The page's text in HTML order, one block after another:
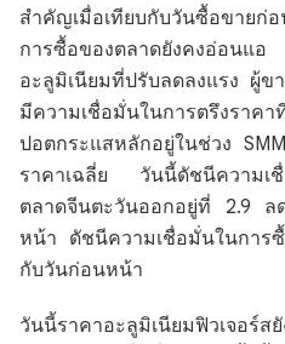
สำคัญเมื่อเทียบกับวันซื้อขาย
การซื้อของตลาดยังคงอ่อนแ
อะลูมิเนียมที่ปรับลดลงแรง ผู้ข
มีความเชื่อมั่นในการตรึงราค
ปอตกระแสหลักอยู่ในช่วง
ราคาเฉลี่ย วันนี้ดัชนีความเชื่
ตลาดจีนตะวันออกอยู่ที่ 2.9 ล
หน้า ดัชนีความเชื่อมั่นในการ
กับวันก่อนหน้า
วันนี้ราคาอะลูมิเนียมฟิวเจอร์ส